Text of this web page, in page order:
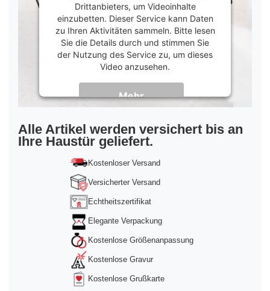
Drittanbieters, um Videoinhalte
einzubetten. Dieser Service kann Daten
zu Ihren Aktivitäten sammeln. Bitte lesen
Sie die Details durch und stimmen Sie
der Nutzung des Service zu, um dieses
Video anzusehen.
Mehr
Informationen
Akzeptieren
powered byUsercentrics Consent
Management Platform&Trusted Shops
Alle Artikel werden versichert bis an
Ihre Haustür geliefert.
Kostenloser Versand
Versicherter Versand
Echtheitszertifikat
Elegante Verpackung
Kostenlose Größenanpassung
Kostenlose Gravur
Kostenlose Grußkarte